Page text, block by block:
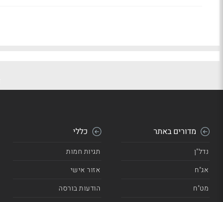
מדורים באתר
נדל"ן
אג"ח
מט"ח
כללי
תגיות חמות
אזור אישי
הודעות בורסה